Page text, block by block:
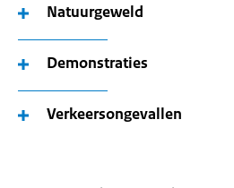
Natuurgeweld
Demonstraties
Verkeersongevallen